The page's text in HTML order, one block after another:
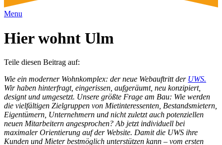
Menu
Hier wohnt Ulm
Teile diesen Beitrag auf:
Wie ein moderner Wohnkomplex: der neue Webauftritt der UWS.
Wir haben hinterfragt, eingerissen, aufgeräumt, neu konzipiert,
designt und umgesetzt. Unsere größte Frage am Bau: Wie werden
die vielfältigen Zielgruppen von Mietinteressenten, Bestandsmietern,
Eigentümern, Unternehmern und nicht zuletzt auch potenziellen
neuen Mitarbeitern angesprochen? Ab jetzt individuell bei
maximaler Orientierung auf der Website. Damit die UWS ihre
Kunden und Mieter bestmöglich unterstützen kann – vom ersten